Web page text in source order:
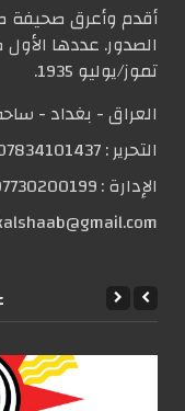
أقدم وأعرق
تموز/يوليو 1935.
العراق - بغداد -
التحریر :
الإدارة :